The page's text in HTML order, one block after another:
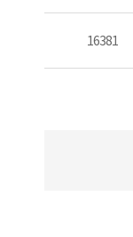
16381